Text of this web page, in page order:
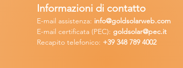
Informazioni di contatto
E-mail assistenza: info@goldsolarweb.com
E-mail certificata (PEC): goldsolar@pec.it
Recapito telefonico: +39 348789 4002